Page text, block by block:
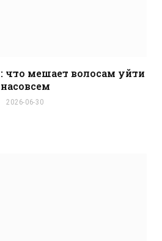
что мешает волосам уйти
насовсем
2026-06-30